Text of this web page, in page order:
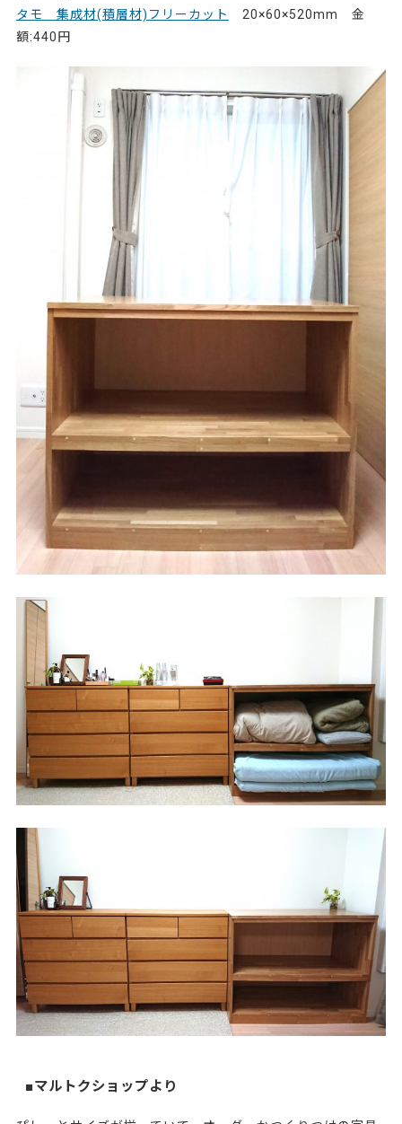
タモ 集成材(積層材)フリーカット
20×60×520mm 金
額:440円
■マルトクショップより